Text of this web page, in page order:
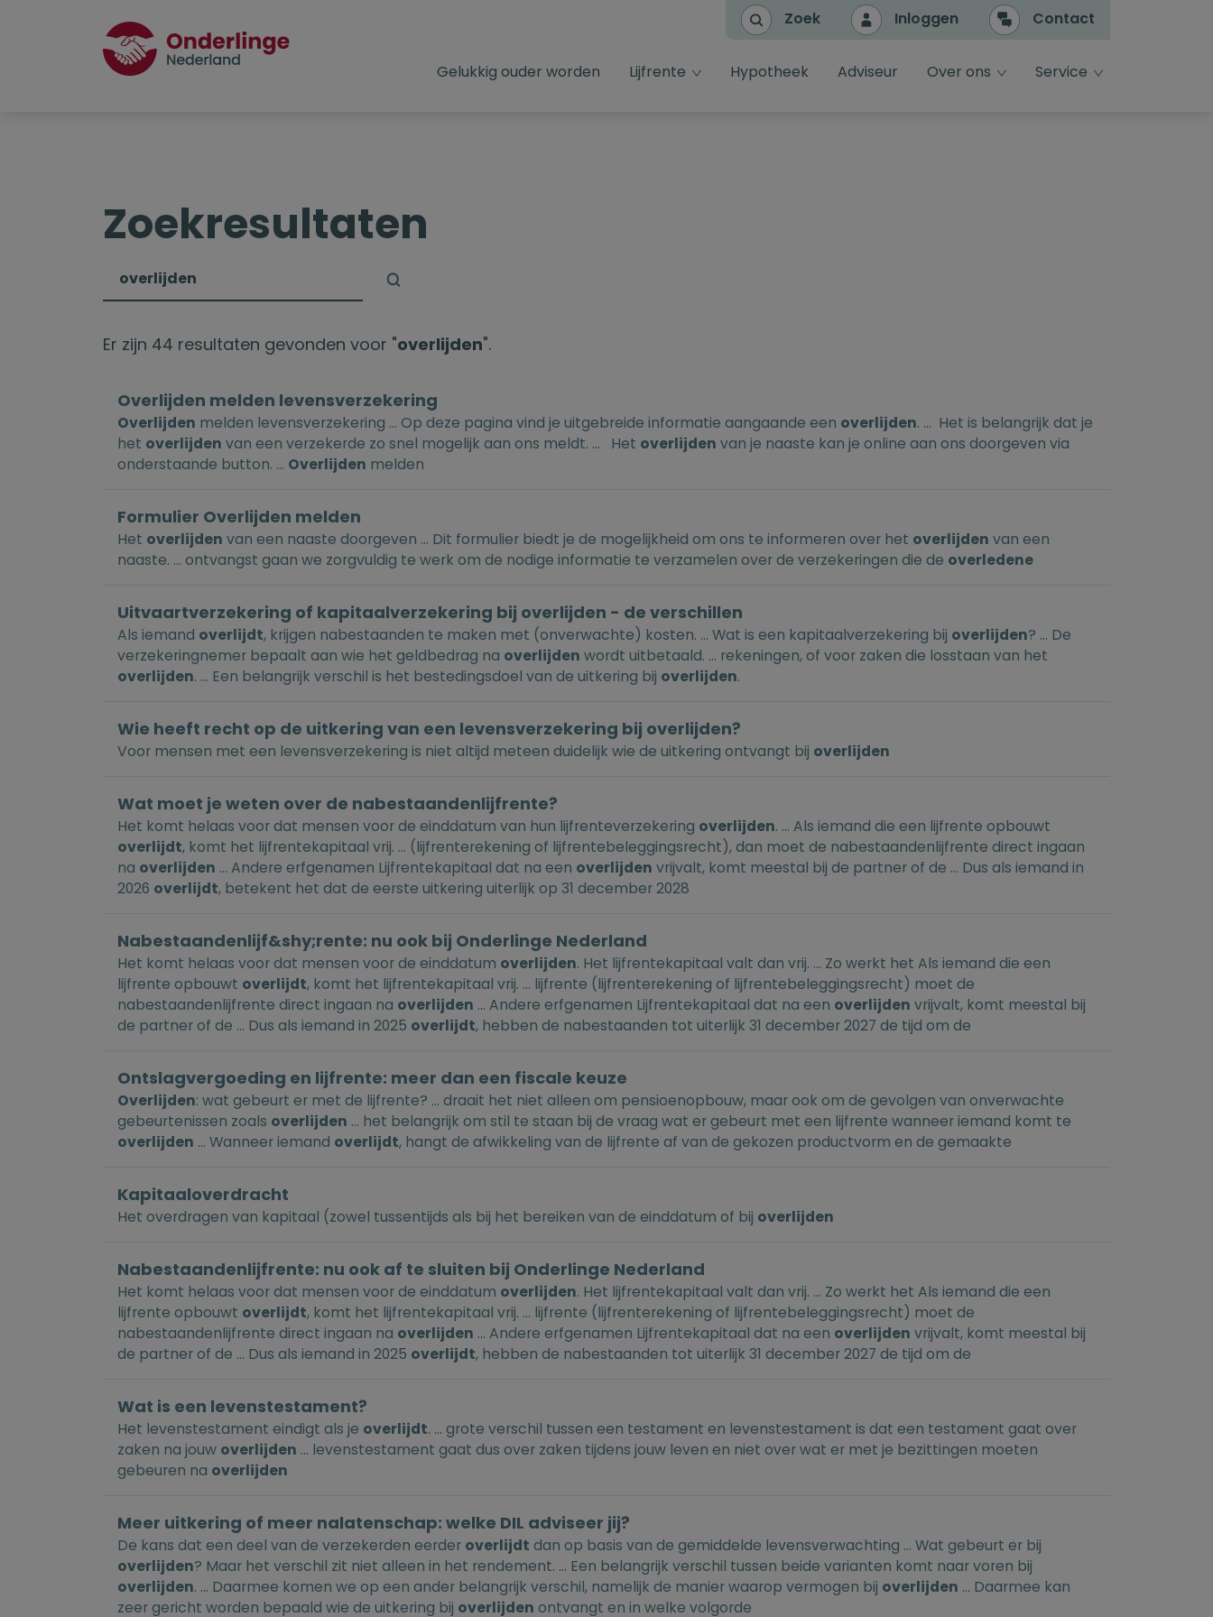
Zoek Inloggen Contact
Gelukkig ouder worden Lijfrente dropdown toggle
Hypotheek Adviseur Over ons dropdown toggle
Service dropdown toggle
Zoekresultaten
Er zijn 44 resultaten gevonden voor "overlijden".
Overlijden melden levensverzekering
Overlijden melden levensverzekering ... Op deze pagina vind je uitgebreide informatie aangaande een overlijden. ... Het is belangrijk dat je
het overlijden van een verzekerde zo snel mogelijk aan ons meldt. ... Het overlijden van je naaste kan je online aan ons doorgeven via
onderstaande button. ... Overlijden melden
Formulier Overlijden melden
Het overlijden van een naaste doorgeven ... Dit formulier biedt je de mogelijkheid om ons te informeren over het overlijden van een
naaste. ... ontvangst gaan we zorgvuldig te werk om de nodige informatie te verzamelen over de verzekeringen die de overledene
Uitvaartverzekering of kapitaalverzekering bij overlijden - de verschillen
Als iemand overlijdt, krijgen nabestaanden te maken met (onverwachte) kosten. ... Wat is een kapitaalverzekering bij overlijden? ... De
verzekeringnemer bepaalt aan wie het geldbedrag na overlijden wordt uitbetaald. ... rekeningen, of voor zaken die losstaan van het
overlijden. ... Een belangrijk verschil is het bestedingsdoel van de uitkering bij overlijden.
Wie heeft recht op de uitkering van een levensverzekering bij overlijden?
Voor mensen met een levensverzekering is niet altijd meteen duidelijk wie de uitkering ontvangt bij overlijden
Wat moet je weten over de nabestaandenlijfrente?
Het komt helaas voor dat mensen voor de einddatum van hun lijfrenteverzekering overlijden. ... Als iemand die een lijfrente opbouwt
overlijdt, komt het lijfrentekapitaal vrij. ... (lijfrenterekening of lijfrentebeleggingsrecht), dan moet de nabestaandenlijfrente direct ingaan
na overlijden ... Andere erfgenamen Lijfrentekapitaal dat na een overlijden vrijvalt, komt meestal bij de partner of de ... Dus als iemand in
2026 overlijdt, betekent het dat de eerste uitkering uiterlijk op 31 december 2028
Nabestaandenlijf&shy;rente: nu ook bij Onderlinge Nederland
Het komt helaas voor dat mensen voor de einddatum overlijden. Het lijfrentekapitaal valt dan vrij. ... Zo werkt het Als iemand die een
lijfrente opbouwt overlijdt, komt het lijfrentekapitaal vrij. ... lijfrente (lijfrenterekening of lijfrentebeleggingsrecht) moet de
nabestaandenlijfrente direct ingaan na overlijden ... Andere erfgenamen Lijfrentekapitaal dat na een overlijden vrijvalt, komt meestal bij
de partner of de ... Dus als iemand in 2025 overlijdt, hebben de nabestaanden tot uiterlijk 31 december 2027 de tijd om de
Ontslagvergoeding en lijfrente: meer dan een fiscale keuze
Overlijden: wat gebeurt er met de lijfrente? ... draait het niet alleen om pensioenopbouw, maar ook om de gevolgen van onverwachte
gebeurtenissen zoals overlijden ... het belangrijk om stil te staan bij de vraag wat er gebeurt met een lijfrente wanneer iemand komt te
overlijden ... Wanneer iemand overlijdt, hangt de afwikkeling van de lijfrente af van de gekozen productvorm en de gemaakte
Kapitaaloverdracht
Het overdragen van kapitaal (zowel tussentijds als bij het bereiken van de einddatum of bij overlijden
Nabestaandenlijfrente: nu ook af te sluiten bij Onderlinge Nederland
Het komt helaas voor dat mensen voor de einddatum overlijden. Het lijfrentekapitaal valt dan vrij. ... Zo werkt het Als iemand die een
lijfrente opbouwt overlijdt, komt het lijfrentekapitaal vrij. ... lijfrente (lijfrenterekening of lijfrentebeleggingsrecht) moet de
nabestaandenlijfrente direct ingaan na overlijden ... Andere erfgenamen Lijfrentekapitaal dat na een overlijden vrijvalt, komt meestal bij
de partner of de ... Dus als iemand in 2025 overlijdt, hebben de nabestaanden tot uiterlijk 31 december 2027 de tijd om de
Wat is een levenstestament?
Het levenstestament eindigt als je overlijdt. ... grote verschil tussen een testament en levenstestament is dat een testament gaat over
zaken na jouw overlijden ... levenstestament gaat dus over zaken tijdens jouw leven en niet over wat er met je bezittingen moeten
gebeuren na overlijden
Meer uitkering of meer nalatenschap: welke DIL adviseer jij?
De kans dat een deel van de verzekerden eerder overlijdt dan op basis van de gemiddelde levensverwachting ... Wat gebeurt er bij
overlijden? Maar het verschil zit niet alleen in het rendement. ... Een belangrijk verschil tussen beide varianten komt naar voren bij
overlijden. ... Daarmee komen we op een ander belangrijk verschil, namelijk de manier waarop vermogen bij overlijden ... Daarmee kan
zeer gericht worden bepaald wie de uitkering bij overlijden ontvangt en in welke volgorde